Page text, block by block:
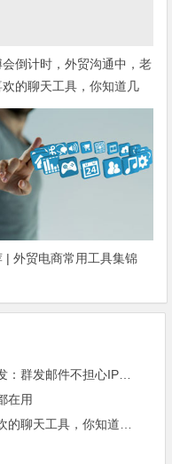
会倒计时，外贸沟通中，老
欢的聊天工具，你知道几
| 外贸电商常用工具集锦
在用